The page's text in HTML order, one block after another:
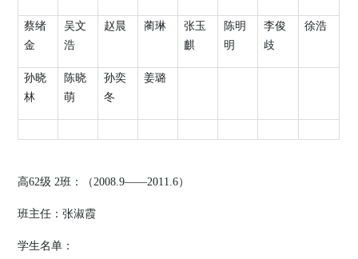
蔡绪
金
吴文
浩
赵晨 蔺琳
张玉
麒
陈明
明
李俊
歧
徐浩
孙晓
林
陈晓
萌
孙奕
冬
姜璐
高62级2班：（2008.9——2011.6）
班主任：张淑霞
学生名单：